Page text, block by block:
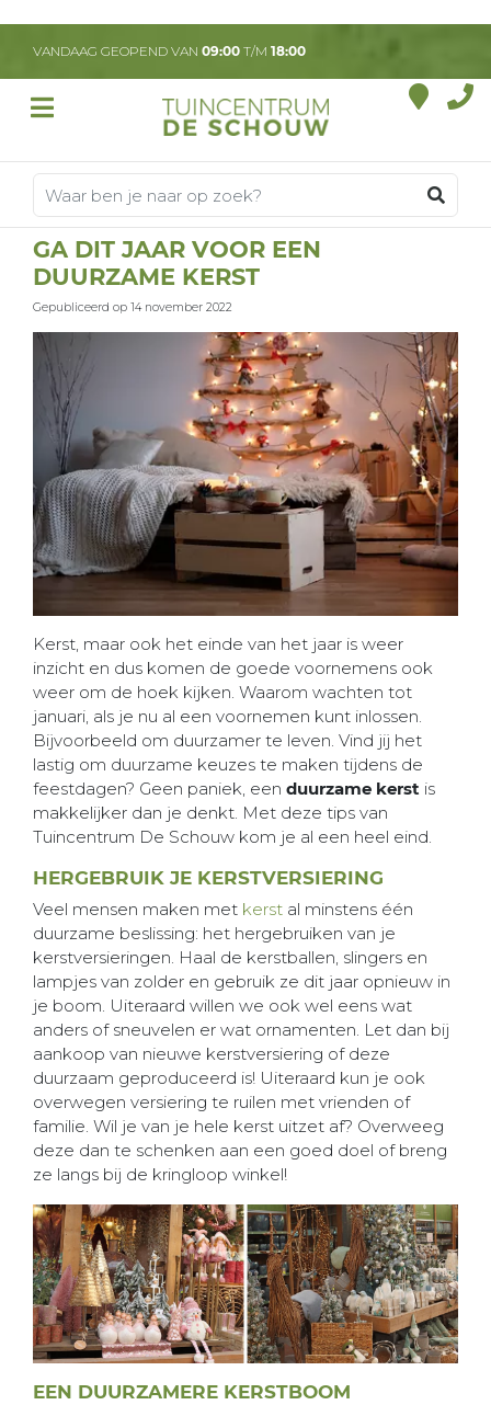
a
t
VANDAAG GEOPEND VAN 09:00 T/M 18:00
GA DIT JAAR VOOR EEN
DUURZAME KERST
Gepubliceerd op 14 november 2022
Kerst, maar ook het einde van het jaar is weer
inzicht en dus komen de goede voornemens ook
weer om de hoek kijken. Waarom wachten tot
januari, als je nu al een voornemen kunt inlossen.
Bijvoorbeeld om duurzamer te leven. Vind jij het
lastig om duurzame keuzes te maken tijdens de
feestdagen? Geen paniek, een duurzame kerst is
makkelijker dan je denkt. Met deze tips van
Tuincentrum De Schouw kom je al een heel eind.
HERGEBRUIK JE KERSTVERSIERING
Veel mensen maken met kerst al minstens één
duurzame beslissing: het hergebruiken van je
kerstversieringen. Haal de kerstballen, slingers en
lampjes van zolder en gebruik ze dit jaar opnieuw in
je boom. Uiteraard willen we ook wel eens wat
anders of sneuvelen er wat ornamenten. Let dan bij
aankoop van nieuwe kerstversiering of deze
duurzaam geproduceerd is! Uiteraard kun je ook
overwegen versiering te ruilen met vrienden of
familie. Wil je van je hele kerst uitzet af? Overweeg
deze dan te schenken aan een goed doel of breng
ze langs bij de kringloop winkel!
EEN DUURZAMERE KERSTBOOM